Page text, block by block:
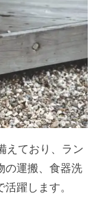
えており、ラン
の運搬、食器洗
躍します。